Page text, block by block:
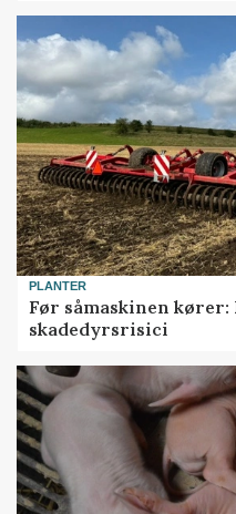
PLANTER
Før såmaskinen
skadedyrsrisici